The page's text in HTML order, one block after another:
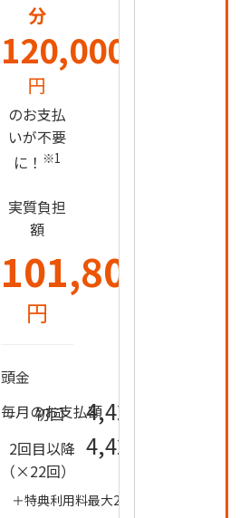
分
120,000
円
のお支払
いが不要
に！ ※1
実質負担
額
101,800
円
頭金
毎月のお支払額
初回 4,428
2回目以降
（×22回）
4,426
＋特典利用料最大22,000